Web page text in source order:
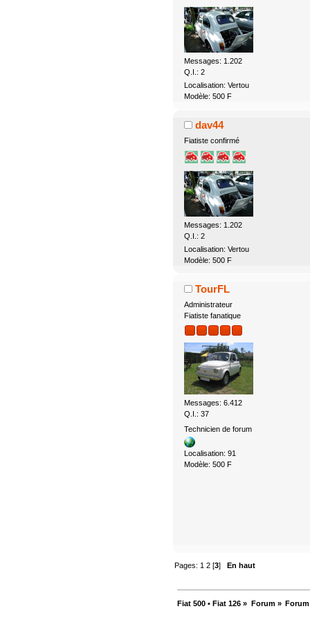
Messages: 1.202
Q.I.: 2
Localisation: Vertou
Modèle: 500 F
dav44
Fiatiste confirmé
Messages: 1.202
Q.I.: 2
Localisation: Vertou
Modèle: 500 F
TourFL
Administrateur
Fiatiste fanatique
Messages: 6.412
Q.I.: 37
Technicien de forum
Localisation: 91
Modèle: 500 F
Pages: 1 2 [3]En haut
Fiat 500 • Fiat 126 » Forum»